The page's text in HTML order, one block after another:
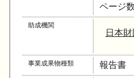
ページ
助成機関
日本
事業成果物種類 報告書